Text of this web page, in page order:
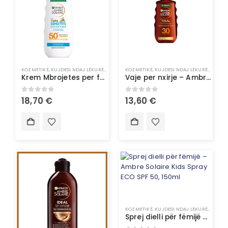
KOZMETIKË, KUJDESI NDAJ LËKURËS MBROJTËS NGA DIELLI & VETË-NXIRËS, PRODUKTE
Krem Mbrojetes per femije – Ambre Solaire Sensitive Advanced Kids Spray SPF 50+
0out of 5
18,70 €
KOZMETIKË, KUJDESI NDAJ LËKURËS
Vaje per nxirje – Ambre Solaire oil ideal bronze spf 30 -150ML (6634)
0out of 5
13,60 €
KOZMETIKË, KUJDESI NDAJ LËKURËS
Sprej dielli për fëmijë – Ambre Solaire Kids Spray ECO SPF 50, 150ml